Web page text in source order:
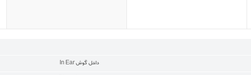
داخل گوش In Ear